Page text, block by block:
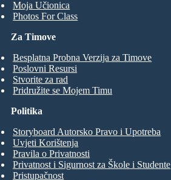
Moja Učionica
Photos For Class
Za Timove
Besplatna Probna Verzija za Timove
Poslovni Resursi
Stvorite za rad
Pridružite se Mojem Timu
Politika
Storyboard Autorsko Pravo i Upotreba
Uvjeti Korištenja
Pravila o Privatnosti
Privatnost i Sigurnost za Škole i Studente
Pristupačnost